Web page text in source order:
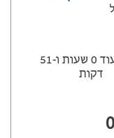
ייסגר עוד 0 שעות ‫ו-51
דקות